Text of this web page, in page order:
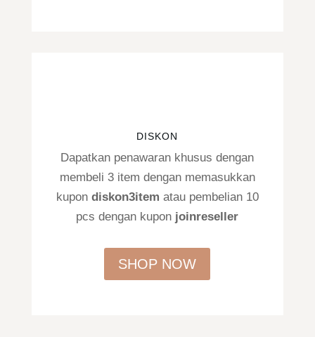
DISKON
Dapatkan penawaran khusus dengan
membeli 3 item dengan memasukkan
kupon diskon3item atau pembelian 10
pcs dengan kupon joinreseller
SHOP NOW